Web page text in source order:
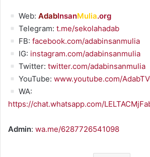
Web:AdabInsanMulia.org
Telegram:t.me/sekolahadab
FB:facebook.com/adabinsanmulia
IG: instagram.com/adabinsanmulia
Twitter:twitter.com/adabinsanmulia
YouTube:www.youtube.com/
WA:
https://chat.whatsapp.com/
Admin: wa.me/6287726541098